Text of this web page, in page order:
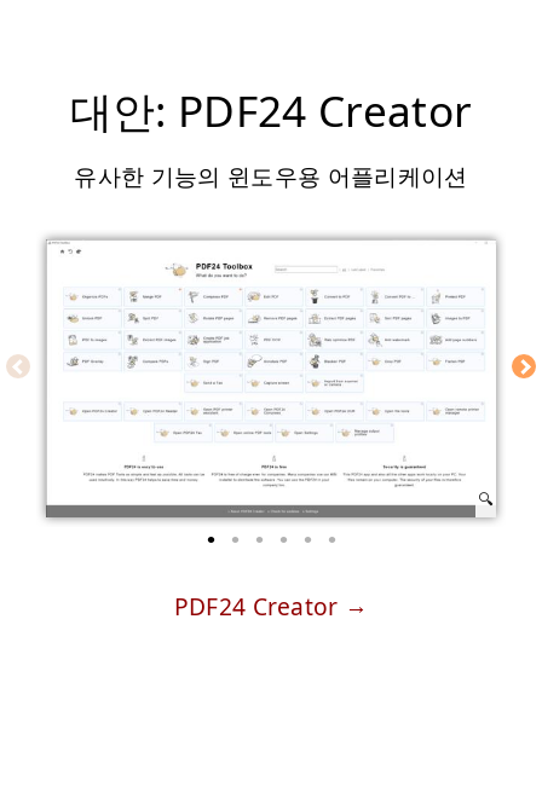
대안: PDF24 Creator
유사한 기능의 윈도우용 어플리케이션
PDF24 Creator